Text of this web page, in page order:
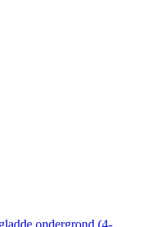
ondergrond (4-